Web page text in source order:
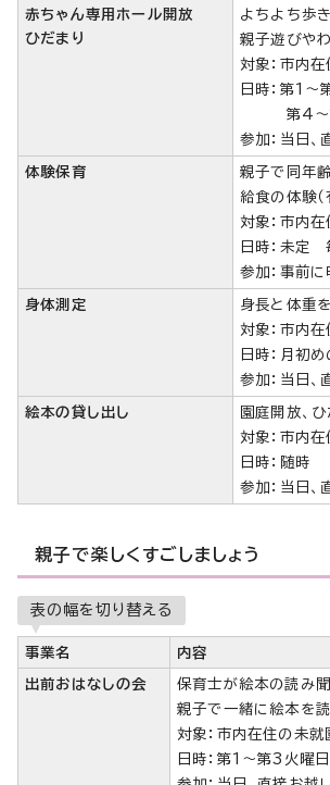
赤ちゃん専用ホール開放
ひだまり
よちよち歩
親子遊びや
対象：市内
日時：第
第4～第5
参加：当日、
体験保育
親子で同年
給食の体験（
対象：市内
日時：未定
参加：事前
身体測定
身長と体重
対象：市内
日時：月初
参加：当日、
絵本の貸し出し
園庭開放、
対象：市内
日時：随時
参加：当日、
親子で楽しくすごしましょう
表の幅を切り替える
事業名 内容
出前おはなしの会
保育士が絵本の読み
親子で一緒に絵本を
対象：市内在住の未
日時：第1～第3火